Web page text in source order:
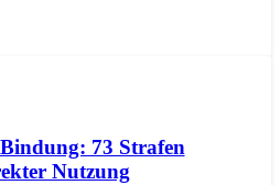
73 Strafen
Nutzung